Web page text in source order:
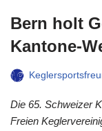
Bern holt
Kantone-
Die 65. Schweizer
Freien